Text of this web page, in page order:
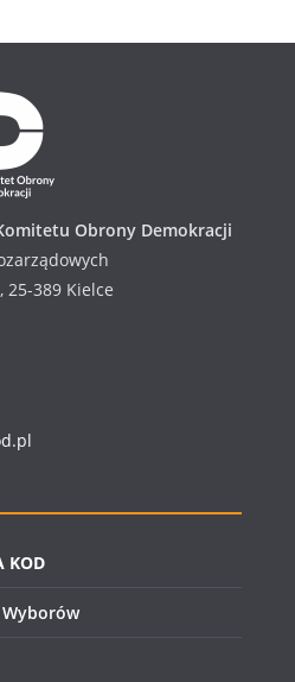
Obrony Demokracji
25-389 Kielce
KOD